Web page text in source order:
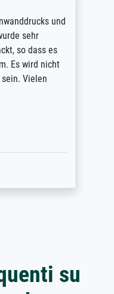
und
sehr
so dass es
Es wird nicht
Vielen
su